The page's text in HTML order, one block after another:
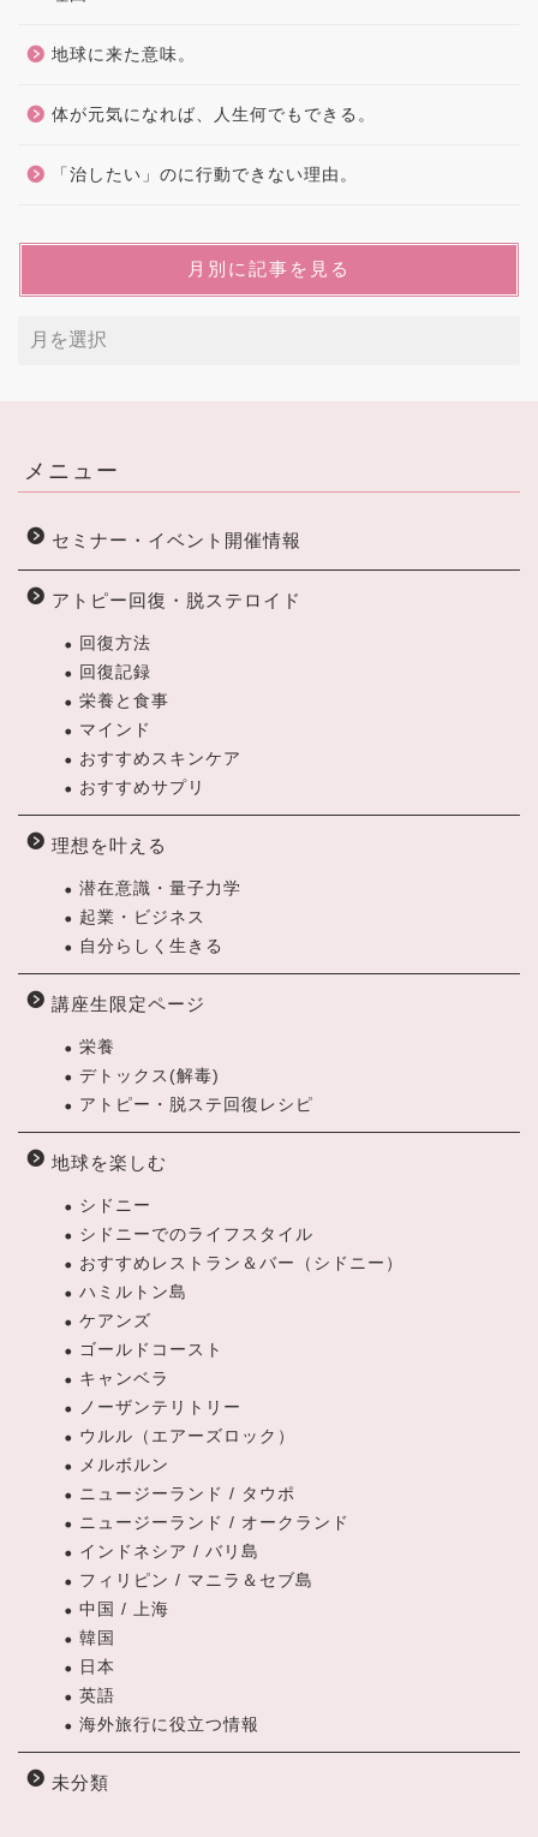
地球に来た意味。
体が元気になれば、人生何でもできる。
「治したい」のに行動できない理由。
月別に記事を見る
メニュー
セミナー・イベント開催情報
アトピー回復・脱ステロイド
回復方法
回復記録
栄養と食事
マインド
おすすめスキンケア
おすすめサプリ
理想を叶える
潜在意識・量子力学
起業・ビジネス
自分らしく生きる
講座生限定ページ
栄養
デトックス(解毒)
アトピー・脱ステ回復レシピ
地球を楽しむ
シドニー
シドニーでのライフスタイル
おすすめレストラン＆バー（シドニー）
ハミルトン島
ケアンズ
ゴールドコースト
キャンベラ
ノーザンテリトリー
ウルル（エアーズロック）
メルボルン
ニュージーランド / タウポ
ニュージーランド / オークランド
インドネシア / バリ島
フィリピン / マニラ＆セブ島
中国 / 上海
韓国
日本
英語
海外旅行に役立つ情報
未分類